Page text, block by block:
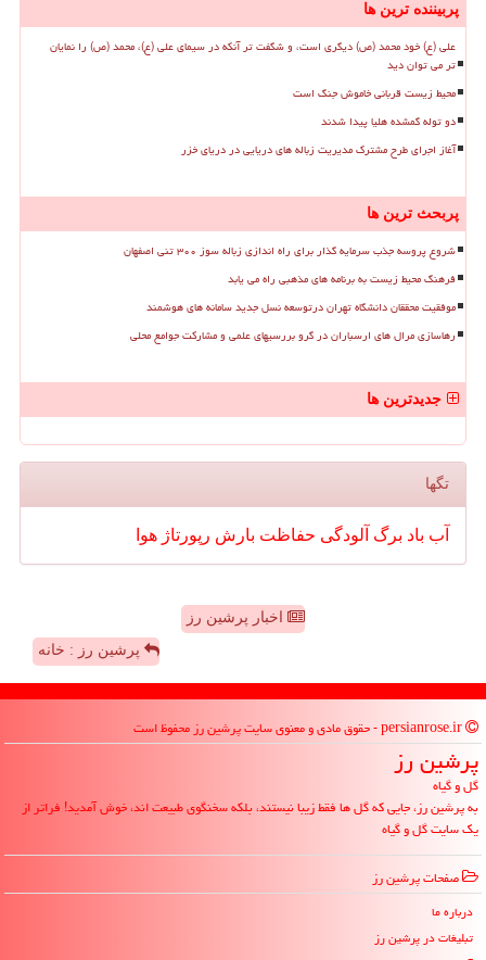
پربیننده ترین ها
علی (ع) خود محمد (ص) دیگری است، و شگفت تر آنکه در سیمای علی (ع)، محمد (ص) را نمایان
تر می توان دید
محیط زیست قربانی خاموش جنگ است
دو توله گمشده هلیا پیدا شدند
آغاز اجرای طرح مشترک مدیریت زباله های دریایی در دریای خزر
پربحث ترین ها
شروع پروسه جذب سرمایه گذار برای راه اندازی زباله سوز ۳۰۰ تنی اصفهان
فرهنگ محیط زیست به برنامه های مذهبی راه می یابد
موفقیت محققان دانشگاه تهران درتوسعه نسل جدید سامانه های هوشمند
رهاسازی مرال های ارسباران در گرو بررسیهای علمی و مشارکت جوامع محلی
جدیدترین ها
تگها
آب باد برگ آلودگی حفاظت بارش رپورتاژ هوا
اخبار پرشین رز
پرشین رز : خانه
پرشین رز
گل و گیاه
به پرشین رز، جایی که گل ها فقط زیبا نیستند، بلکه سخنگوی طبیعت اند، خوش آمدید! فراتر از
یک سایت گل و گیاه
صفحات پرشین رز
درباره ما
تبلیغات در پرشین رز